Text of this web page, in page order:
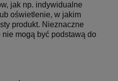
jak np. indywidualne
oświetlenie, w jakim
produkt. Nieznaczne
mogą być podstawą do